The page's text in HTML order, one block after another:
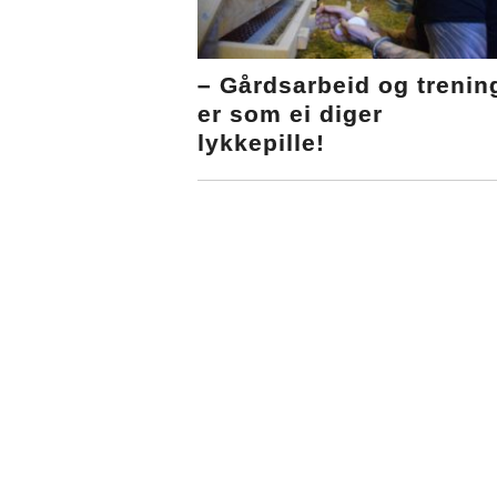
– Gårdsarbeid og
er som ei diger
lykkepille!